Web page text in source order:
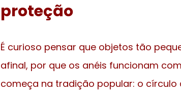
proteção
É curioso pensar que objetos tão
afinal, por que os anéis funcionam
começa na tradição popular: o